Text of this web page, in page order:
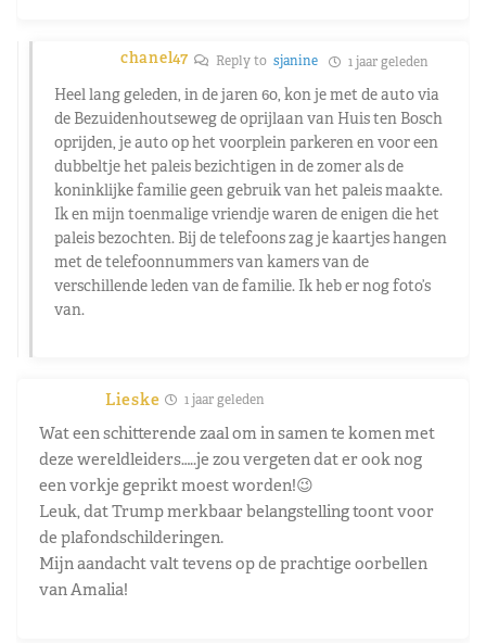
chanel47 Reply to sjanine 1 jaar geleden
Heel lang geleden, in de jaren 60, kon je met de auto via
de Bezuidenhoutseweg de oprijlaan van Huis ten Bosch
oprijden, je auto op het voorplein parkeren en voor een
dubbeltje het paleis bezichtigen in de zomer als de
koninklijke familie geen gebruik van het paleis maakte.
Ik en mijn toenmalige vriendje waren de enigen die het
paleis bezochten. Bij de telefoons zag je kaartjes hangen
met de telefoonnummers van kamers van de
verschillende leden van de familie. Ik heb er nog foto’s
van.
Lieske 1 jaar geleden
Wat een schitterende zaal om in samen te komen met
deze wereldleiders…..je zou vergeten dat er ook nog
een vorkje geprikt moest worden!😉
Leuk, dat Trump merkbaar belangstelling toont voor
de plafondschilderingen.
Mijn aandacht valt tevens op de prachtige oorbellen
van Amalia!